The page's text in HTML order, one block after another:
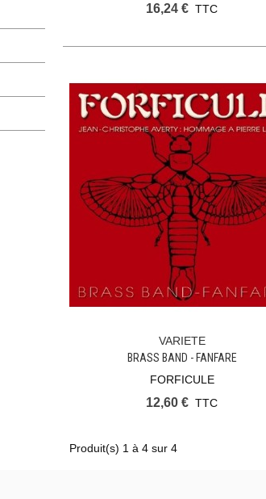
16,24 € TTC
Ajouter Au Panier
VARIETE
BRASS BAND - FANFARE
FORFICULE
12,60 € TTC
Produit(s) 1 à 4 sur 4